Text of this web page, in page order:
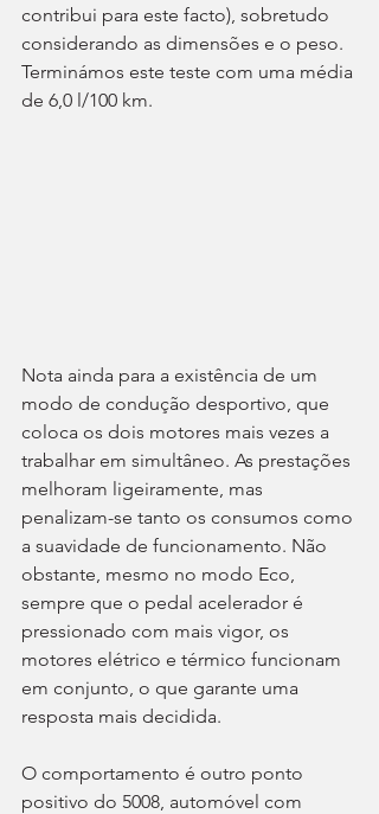
contribui para este facto), sobretudo
considerando as dimensões e o peso.
Terminámos este teste com uma média
de 6,0 l/100 km.
Nota ainda para a existência de um
modo de condução desportivo, que
coloca os dois motores mais vezes a
trabalhar em simultâneo. As prestações
melhoram ligeiramente, mas
penalizam-se tanto os consumos como
a suavidade de funcionamento. Não
obstante, mesmo no modo Eco,
sempre que o pedal acelerador é
pressionado com mais vigor, os
motores elétrico e térmico funcionam
em conjunto, o que garante uma
resposta mais decidida.
O comportamento é outro ponto
positivo do 5008, automóvel com